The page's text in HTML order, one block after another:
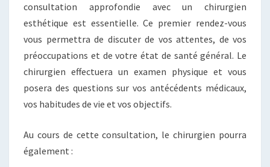
consultation approfondie avec un chirurgien
esthétique est essentielle. Ce premier rendez-vous
vous permettra de discuter de vos attentes, de vos
préoccupations et de votre état de santé général. Le
chirurgien effectuera un examen physique et vous
posera des questions sur vos antécédents médicaux,
vos habitudes de vie et vos objectifs.
Au cours de cette consultation, le chirurgien pourra
également :